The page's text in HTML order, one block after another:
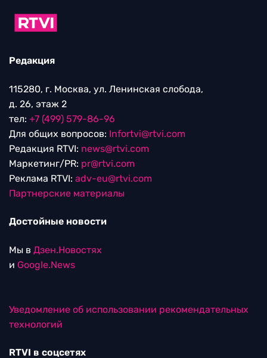
Редакция
115280, г. Москва, ул. Ленинская слобода,
д. 26, этаж 2
тел: +7 (499) 579-86-96
Для общих вопросов: Infortvi@rtvi.com
Редакция RTVI: news@rtvi.com
Маркетинг/PR: pr@rtvi.com
Реклама RTVI: adv-eu@rtvi.com
Партнерские материалы
Достойные новости
Мы в Дзен.Новостях
и Google.News
Уведомление об использовании рекомендательных
технологий
RTVI в соцсетях